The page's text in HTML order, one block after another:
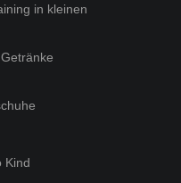
in kleinen
Kind